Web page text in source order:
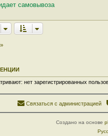
самовывоза
нет зарегистрированных
Связаться с администрацией
Создано на основе